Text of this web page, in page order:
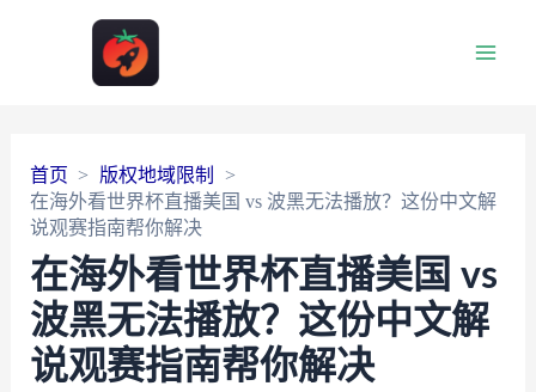
首页
版权地域限制
在海外看世界杯直播美国 vs 波黑无法播放？这份中文解
说观赛指南帮你解决
在海外看世界杯直播美国 vs
波黑无法播放？这份中文解
说观赛指南帮你解决